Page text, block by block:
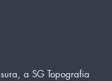
a SG Topografia